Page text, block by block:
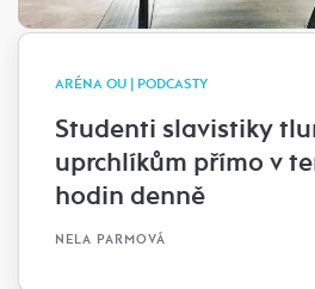
ARÉNA OU | PODCASTY
Studenti slavistiky
uprchlíkům přímo v
hodin denně
NELA PARMOVÁ